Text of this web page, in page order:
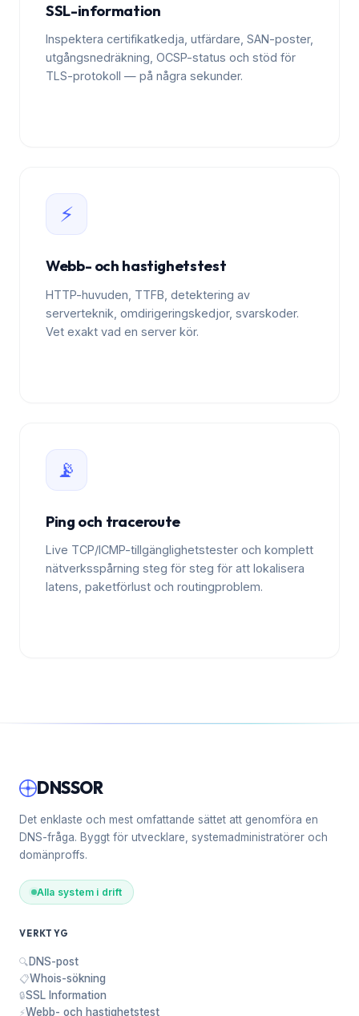
SSL-information
Inspektera certifikatkedja, utfärdare, SAN-poster,
utgångsnedräkning, OCSP-status och stöd för
TLS-protokoll — på några sekunder.
⚡
Webb- och hastighetstest
HTTP-huvuden, TTFB, detektering av
serverteknik, omdirigeringskedjor, svarskoder.
Vet exakt vad en server kör.
📡
Ping och traceroute
Live TCP/ICMP-tillgänglighetstester och komplett
nätverksspårning steg för steg för att lokalisera
latens, paketförlust och routingproblem.
DNSSOR
Det enklaste och mest omfattande sättet att genomföra en
DNS-fråga. Byggt för utvecklare, systemadministratörer och
domänproffs.
Alla system i drift
VERKTYG
🔍 DNS-post
📋Whois-sökning
🔒SSL Information
⚡Webb- och hastighetstest